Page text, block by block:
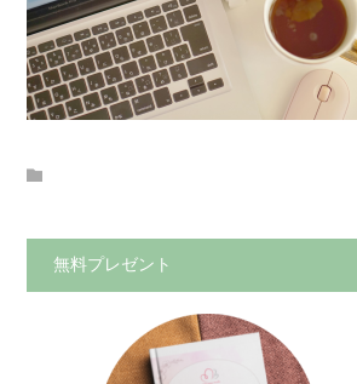
無料プレゼント